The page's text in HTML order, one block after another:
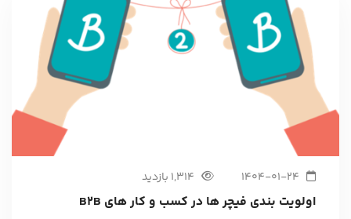
1404-01-24 1,314 بازدید
اولویت بندی فیچر ها در کسب و کار های B2B